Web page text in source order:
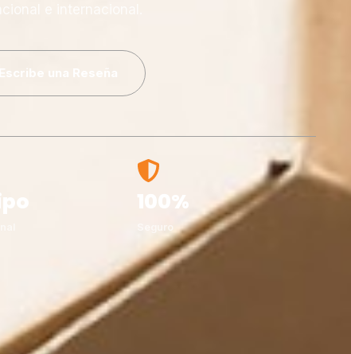
e internacional.
Escribe una Reseña
100%
Seguro